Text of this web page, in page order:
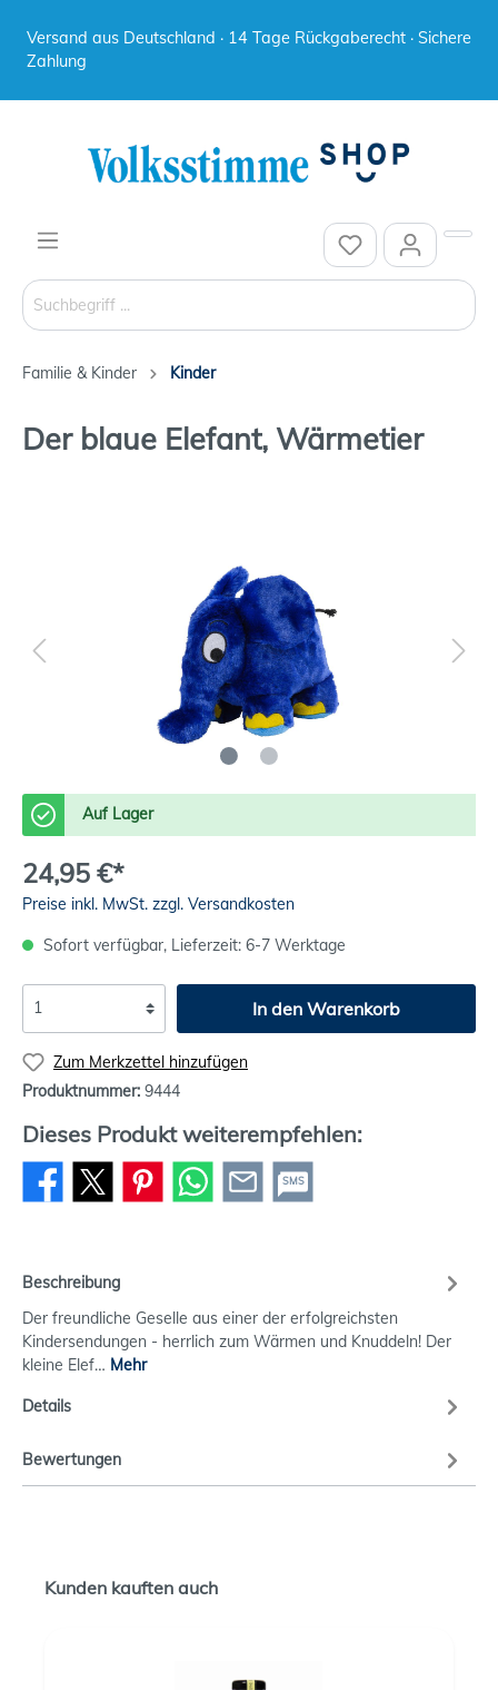
Versand aus Deutschland · 14 Tage Rückgaberecht · Sichere
Zahlung
Familie & Kinder Kinder
Der blaue Elefant, Wärmetier
Auf Lager
24,95 €*
Preise inkl. MwSt. zzgl. Versandkosten
Sofort verfügbar, Lieferzeit: 6-7 Werktage
In den Warenkorb
Zum Merkzettel hinzufügen
Produktnummer: 9444
Dieses Produkt weiterempfehlen:
SMS
Beschreibung
Der freundliche Geselle aus einer der erfolgreichsten
Kindersendungen - herrlich zum Wärmen und Knuddeln! Der
kleine Elef… Mehr
Details
Bewertungen
Kunden kauften auch